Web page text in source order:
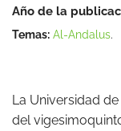
Año de la
Temas: Al-Andalus.
La Universidad
del